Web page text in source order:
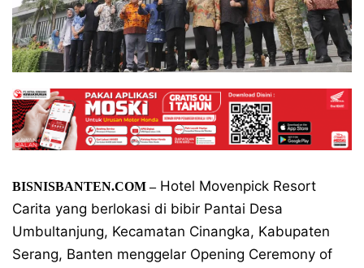
BISNISBANTEN.COM –Hotel Movenpick Resort
Carita yang berlokasi di bibir Pantai Desa
Umbultanjung, Kecamatan Cinangka, Kabupaten
Serang, Banten menggelar Opening Ceremony of